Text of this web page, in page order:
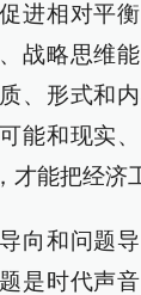
进相对平
战略思维
、形式和
能和现实
才能把经济
向和问题
是时代声